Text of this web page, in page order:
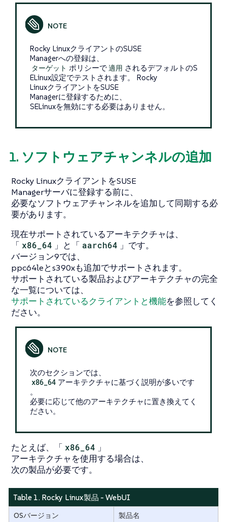
Rocky LinuxクライアントのSUSE
Managerへの登録は、
ターゲット ポリシーで適用 されるデフォルトのS
ELinux設定でテストされます。 Rocky
LinuxクライアントをSUSE
Managerに登録するために、
SELinuxを無効にする必要はありません。
1. ソフトウェアチャンネルの追加
Rocky LinuxクライアントをSUSE
Managerサーバに登録する前に、
必要なソフトウェアチャンネルを追加して同期する必
要があります。
現在サポートされているアーキテクチャは、
「 x86_64 」と「 aarch64 」です。
バージョン9では、
ppc64leとs390xも追加でサポートされます。
サポートされている製品およびアーキテクチャの完全
な一覧については、
サポートされているクライアントと機能を参照してく
ださい。
次のセクションでは、
x86_64 アーキテクチャに基づく説明が多いです
。
必要に応じて他のアーキテクチャに置き換えてく
ださい。
たとえば、「 x86_64 」
アーキテクチャを使用する場合は、
次の製品が必要です。
Table 1. Rocky Linux製品 - WebUI
OSバージョン
製品名